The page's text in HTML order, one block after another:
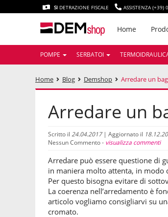
SI DETRAZIONE FISCALE ASSISTENZA
Home
POMPE SERBATOI
Home Blog Demshop Arredare un
Arredare un
Scritto il 24.04.2017| Aggiornato il
Nessun Commento - visualizza commenti
Arredare può essere questione di
in maniera molto attenta, in modo
Per questo bisogna evitare di
La coerenza nell’arredamento è
articolo vogliamo consigliarvi su
cromato.